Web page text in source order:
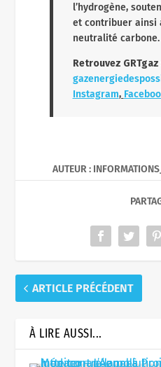
l’hydrogène,
et contribuer ainsi
neutralité carbone.
Retrouvez
Instagram,
AUTEUR :
ARTICLE PRÉCÉDENT
À LIRE AUSSI...